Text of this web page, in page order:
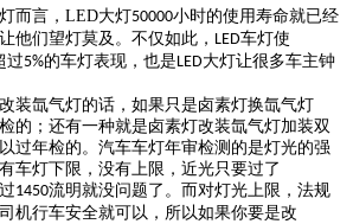
而言， LED大灯50000小时的使用寿命就已经
他们望灯莫及。不仅如此， LED车灯使
过5%的车灯表现，也是LED大灯让很多车主钟
装氙气灯的话，如果只是卤素灯换氙气灯
的；还有一种就是卤素灯改装氙气灯加装双
过年检的。汽车车灯年审检测的是灯光的强
车灯下限，没有上限，近光只要过了
1450流明就没问题了。而对灯光上限，法规
机行车安全就可以，所以如果你要是改
夕情人套餐推出
2018-08-16